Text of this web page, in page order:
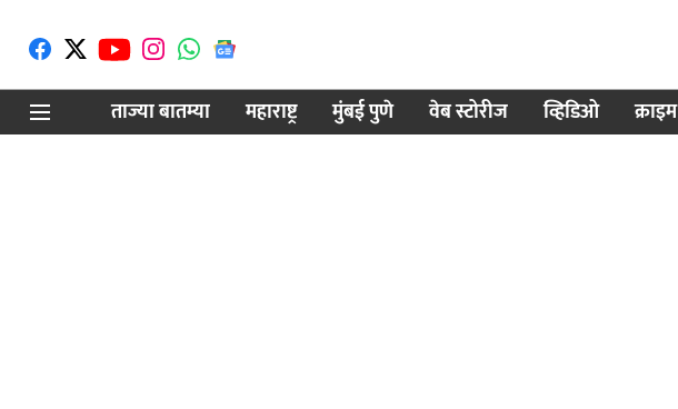
ताज्या बातम्या
महाराष्ट्र मुंबई पुणे वेब स्टोरीज व्हिडिओ क्राइम